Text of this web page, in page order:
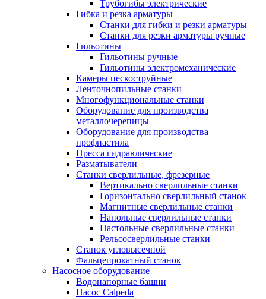
Трубогибы электрические
Гибка и резка арматуры
Станки для гибки и резки арматуры
Станки для резки арматуры ручные
Гильотины
Гильотины ручные
Гильотины электромеханические
Камеры пескоструйные
Ленточнопильные станки
Многофункциональные станки
Оборудование для производства
металлочерепицы
Оборудование для производства
профнастила
Пресса гидравлические
Разматыватели
Станки сверлильные, фрезерные
Вертикально сверлильные станки
Горизонтально сверлильный станок
Магнитные сверлильные станки
Напольные сверлильные станки
Настольные сверлильные станки
Рельсосверлильные станки
Станок угловысечной
Фальцепрокатный станок
Насосное оборудование
Водонапорные башни
Насос Calpeda